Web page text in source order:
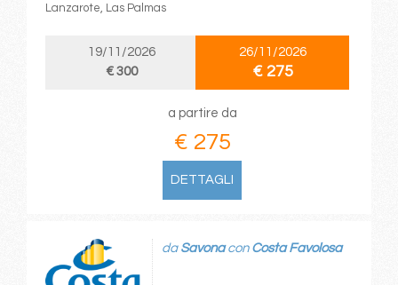
Lanzarote, Las Palmas
19/11/2026
€ 300
26/11/2026
€ 275
a partire da
€ 275
DETTAGLI
da Savonacon Costa Favolosa